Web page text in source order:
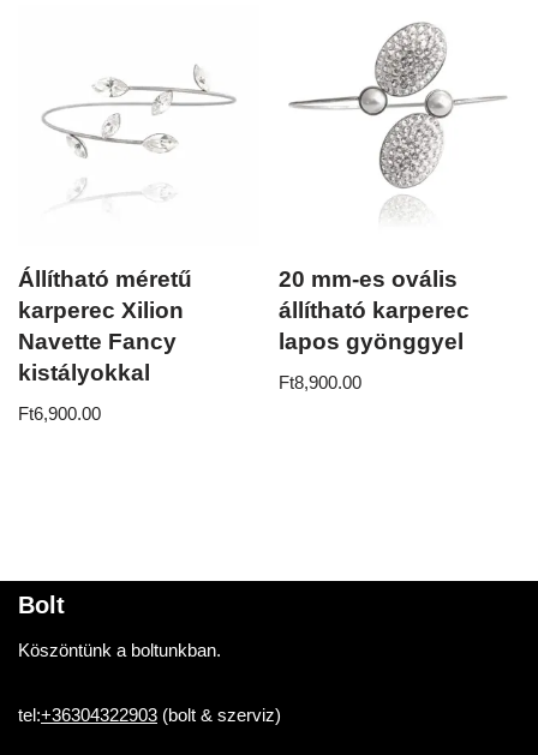
Állítható méretű
karperec Xilion
Navette Fancy
kistályokkal
Ft6,900.00
20 mm-es ovális
állítható karperec
lapos gyönggyel
Ft8,900.00
Bolt
Köszöntünk a boltunkban.
tel:+36304322903 (bolt & szerviz)